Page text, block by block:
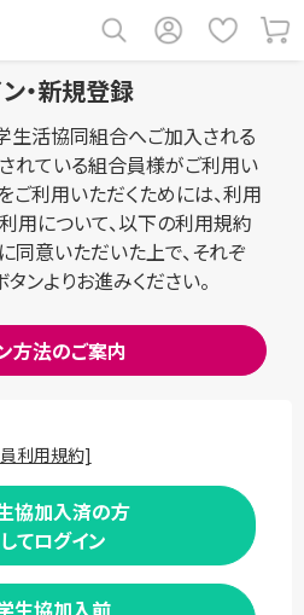
・新規登録
生活協同組合へご加入される
れている組合員様がご利用い
ご利用いただくためには、利用
用について、以下の利用規約
同意いただいた上で、それぞ
ンよりお進みください。
方法のご案内
利用規約]
協加入済の方
てログイン
生協加入前